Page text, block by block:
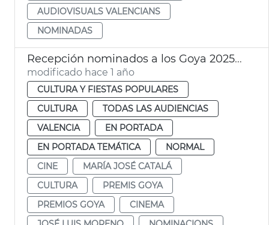
AUDIOVISUALS VALENCIANS
NOMINADAS
Recepción nominados a los Goya 2025 València
modificado hace 1 año
CULTURA Y FIESTAS POPULARES
CULTURA
TODAS LAS AUDIENCIAS
VALENCIA
EN PORTADA
EN PORTADA TEMÁTICA
NORMAL
CINE
MARÍA JOSÉ CATALÁ
CULTURA
PREMIS GOYA
PREMIOS GOYA
CINEMA